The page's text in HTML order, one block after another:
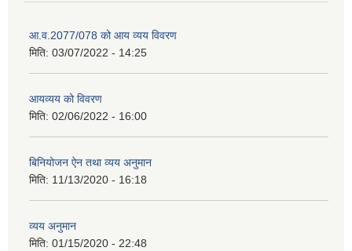
आ.व.2077/078 को आय व्यय विवरण
मिति: 03/07/2022 - 14:25
आयव्यय को विवरण
मिति: 02/06/2022 - 16:00
बिनियोजन ऐन तथा व्यय अनुमान
मिति: 11/13/2020 - 16:18
व्यय अनुमान
मिति: 01/15/2020 - 22:48